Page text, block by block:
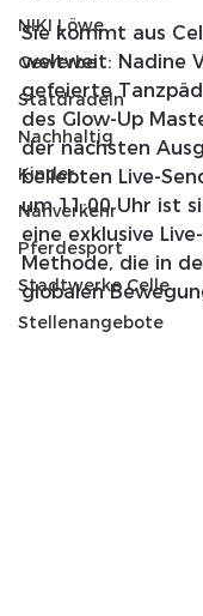
NIKI Löwe
Gewerbe
Statdradeln
Nachhaltig
Kinder
Nahverkehr
Pferdesport
Stadtwerke Celle
Stellenangebote
Sie kommt aus
weltweit: Nadine
gefeierte
des Glow-Up
der nächsten
beliebten Live-
um 11:00 Uhr ist
eine exklusive
Methode, die in
globalen